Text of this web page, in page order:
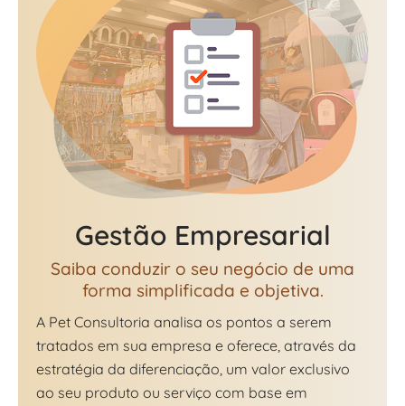
Gestão Empresarial
Saiba conduzir o seu negócio de uma
forma simplificada e objetiva.
A Pet Consultoria analisa os pontos a serem
tratados em sua empresa e oferece, através da
estratégia da diferenciação, um valor exclusivo
ao seu produto ou serviço com base em